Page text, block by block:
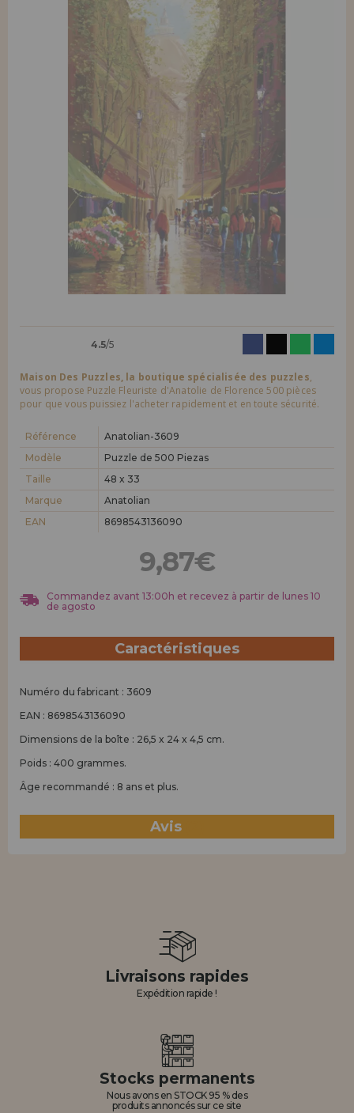
Allez-y! Nous vous attendions.
ENREGISTREMENT DISTRIBUTEUR
4.5/5
Maison Des Puzzles, la boutique spécialisée des puzzles,
vous propose Puzzle Fleuriste d'Anatolie de Florence 500 pièces
pour que vous puissiez l'acheter rapidement et en toute sécurité.
Référence
Anatolian-3609
Modèle
Puzzle de 500 Piezas
Taille
48 x 33
Marque
Anatolian
EAN
8698543136090
9,87€
Commandez avant 13:00h et recevez à partir de lunes 10
de agosto
Caractéristiques
Numéro du fabricant : 3609
EAN : 8698543136090
Dimensions de la boîte : 26,5 x 24 x 4,5 cm.
Poids : 400 grammes.
Âge recommandé : 8 ans et plus.
Avis
Livraisons rapides
Expédition rapide !
Stocks permanents
Nous avons en STOCK 95 % des
produits annoncés sur ce site